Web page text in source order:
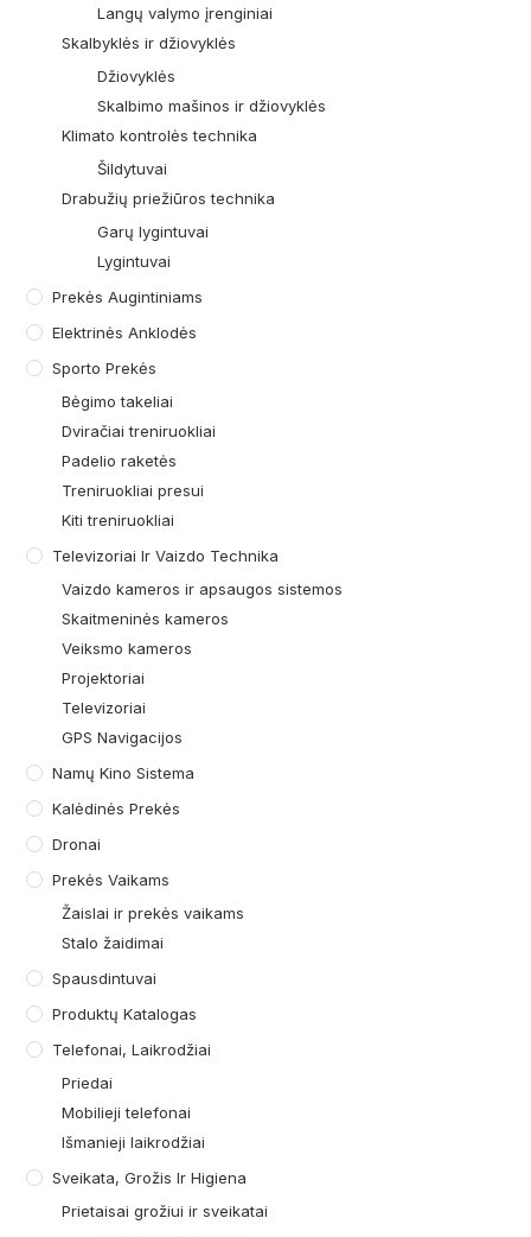
Langų valymo įrenginiai
Skalbyklės ir džiovyklės
Džiovyklės
Skalbimo mašinos ir džiovyklės
Klimato kontrolės technika
Šildytuvai
Drabužių priežiūros technika
Garų lygintuvai
Lygintuvai
Prekės Augintiniams
Elektrinės Anklodės
Sporto Prekės
Bėgimo takeliai
Dviračiai treniruokliai
Padelio raketės
Treniruokliai presui
Kiti treniruokliai
Televizoriai Ir Vaizdo Technika
Vaizdo kameros ir apsaugos sistemos
Skaitmeninės kameros
Veiksmo kameros
Projektoriai
Televizoriai
GPS Navigacijos
Namų Kino Sistema
Kalėdinės Prekės
Dronai
Prekės Vaikams
Žaislai ir prekės vaikams
Stalo žaidimai
Spausdintuvai
Produktų Katalogas
Telefonai, Laikrodžiai
Priedai
Mobilieji telefonai
Išmanieji laikrodžiai
Sveikata, Grožis Ir Higiena
Prietaisai grožiui ir sveikatai